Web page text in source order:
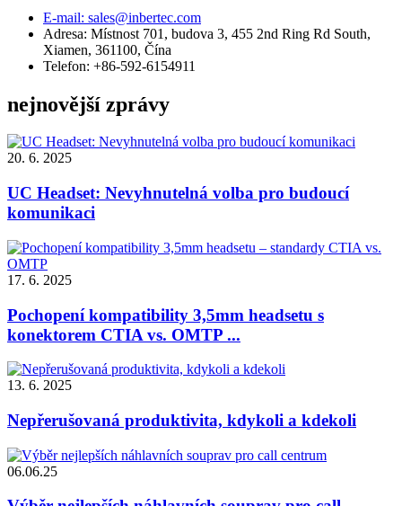
E-mail: sales@inbertec.com
Adresa: Místnost 701, budova 3, 455 2nd Ring Rd South,
Xiamen, 361100, Čína
Telefon: +86-592-6154911
nejnovější zprávy
20. 6. 2025
UC Headset: Nevyhnutelná volba pro budoucí
komunikaci
17. 6. 2025
Pochopení kompatibility 3,5mm headsetu s
konektorem CTIA vs. OMTP ...
13. 6. 2025
Nepřerušovaná produktivita, kdykoli a kdekoli
06.06.25